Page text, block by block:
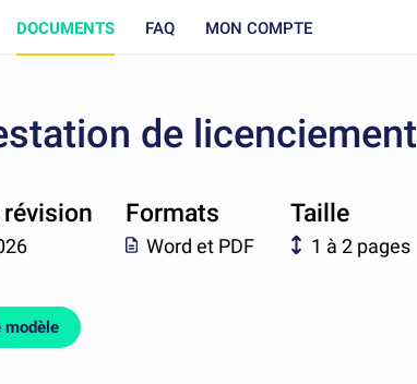
DOCUMENTS FAQ MON COMPTE
de licenciement
Formats
Word et PDF
Taille
1 à 2 pages
modèle